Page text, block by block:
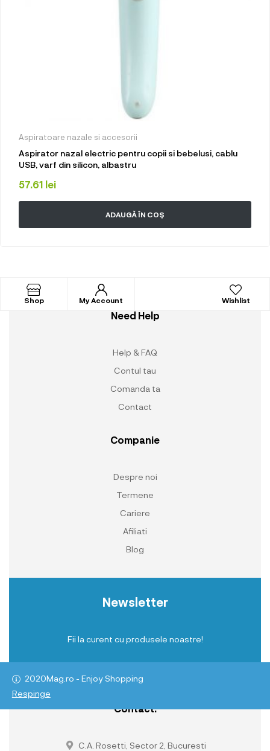
2020Mag.ro - Enjoy Shopping
Respinge
Aspiratoare nazale si accesorii
Aspirator nazal electric pentru copii si bebelusi, cablu
USB, varf din silicon, albastru
57.61 lei
ADAUGĂ ÎN COȘ
Shop My Account Wishlist
Need Help
Help & FAQ
Contul tau
Comanda ta
Contact
Companie
Despre noi
Termene
Cariere
Afiliati
Blog
Newsletter
Fii la curent cu produsele noastre!
Contact:
C.A. Rosetti, Sector 2, Bucuresti